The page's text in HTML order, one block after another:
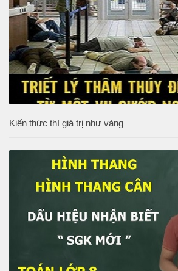
Kiến thức thì giá trị như vàng